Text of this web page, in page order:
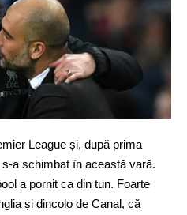
League și, după prima
a schimbat în această vară.
a pornit ca din tun. Foarte
și dincolo de Canal, că